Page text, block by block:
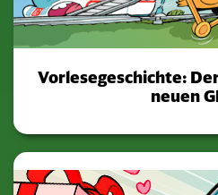
Vorlesegeschichte:
neuen